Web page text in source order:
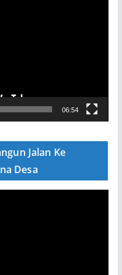
06:54
Jalan Ke
Desa